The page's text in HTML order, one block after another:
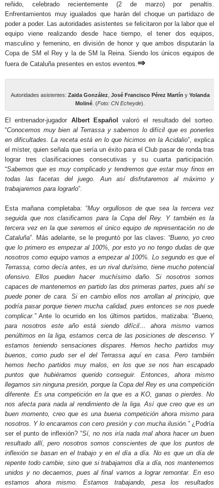
reñido, celebrado recientemente (2 de marzo) por penaltis.
Enfrentamientos muy igualados que harán del choque un partidazo de
poder a poder. Las autoridades asistentes se felicitaron por la labor que el
equipo viene realizando desde hace tiempo, el tener dos equipos,
masculino y femenino, en división de honor y que ambos disputarán la
Copa de SM el Rey y la de SM la Reina. Siendo los únicos equipos de
fuera de Cataluña presentes en estos eventos.⇒
Autoridades asistentes: Zaida González José Francisco Pérez Martín y Yolanda
Moliné . (Foto: CN Echeyde).
El entrenador-jugador Albert Español
valoró el resultado del sorteo.
“Conocemos muy bien al Terrassa y sabemos lo difícil que es ponerles
en dificultades. La receta está en lo que hicimos en la Acidalio”, explica
el míster, quien señala que sería un éxito para el Club pasar de ronda tras
lograr tres clasificaciones consecutivas y su cuarta participación.
“Sabemos que es muy complicado y tendremos que estar muy finos en
todas las facetas del juego. Aun así disfrutaremos al máximo y
trabajaremos para lograrlo”.
Esta mañana completaba: “Muy orgullosos de que sea la tercera vez
seguida que nos clasificamos para la Copa del Rey. Y también es la
tercera vez en la que seremos el único equipo de representación no de
Cataluña”. Más adelante, se le preguntó por las claves: “Bueno, yo creo
que lo primero es empezar al 100%, por esto yo no tengo dudas de que
nosotros como equipo vamos a empezar al 100%. Lo segundo es que el
Terrassa, como decía antes, es un rival durísimo, tiene mucho potencial
ofensivo. Ellos pueden hacer muchísimo daño.Si nosotros somos
capaces de mantenernos en partido las dos primeras partes, pues ahí se
puede poner de cara. Si en cambio ellos nos arrollan al principio, que
podría pasar porque tienen mucha calidad, pues entonces se nos puede
complicar.”Ante lo ocurrido en los últimos partidos, matizaba: “Bueno,
para nosotros este año está siendo difícil… ahora mismo vamos
penúltimos en la liga, estamos cerca de las posiciones de descenso. Y
estamos teniendo sensaciones dispares. Hemos hecho partidos muy
buenos, como pudo ser el del Terrassa aquí en casa. Pero también
hemos hecho partidos muy malos, en los que se nos han escapado
puntos que hubiéramos querido conseguir. Entonces, ahora mismo
llegamos sin ninguna presión, porque la Copa del Rey es una competición
diferente. Es una competición en la que es a KO, ganas o pierdes. No
nos afecta para nada al rendimiento de la liga. Así que creo que es un
buen momento, creo que es una buena competición ahora mismo para
nosotros. Y lo encaramos con cero presión y con mucha ilusión.” ¿Podría
ser el punto de inflexión? “Sí, no nos iría nada mal ahora hacer un buen
resultado allí, pero nosotros somos conscientes de que los puntos de
inflexión se basan en el trabajo y en el día a día. No es que un día de
repente todo cambie, sino que si trabajamos día a día, nos mantenemos
unidos y no decaemos, pues al final vamos a lograr remontar. En eso
estamos ahora mismo. Estamos trabajando, pesa los resultados